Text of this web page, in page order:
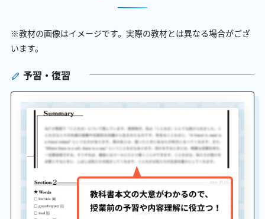
※教材の画像はイメージです。実際の教材とは異なる場合がござ
います。
予習・復習